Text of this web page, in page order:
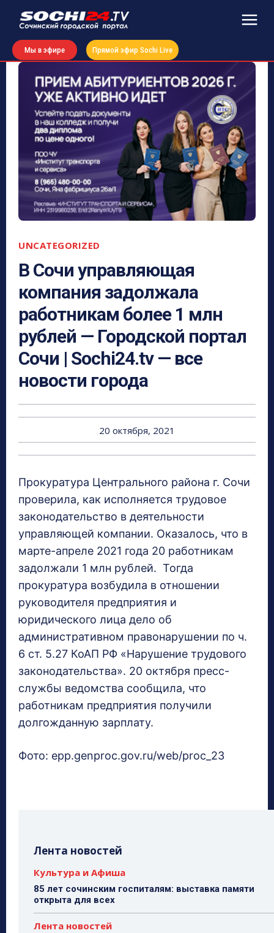
Мы в эфире Прямой эфир Sochi Live
UNCATEGORIZED
В Сочи управляющая
компания задолжала
работникам более 1 млн
рублей — Городской портал
Сочи | Sochi24.tv — все
новости города
20 октября, 2021
Прокуратура Центрального района г. Сочи
проверила, как исполняется трудовое
законодательство в деятельности
управляющей компании. Оказалось, что в
марте-апреле 2021 года 20 работникам
задолжали 1 млн рублей. Тогда
прокуратура возбудила в отношении
руководителя предприятия и
юридического лица дело об
административном правонарушении по ч.
6 ст. 5.27 КоАП РФ «Нарушение трудового
законодательства». 20 октября пресс-
службы ведомства сообщила, что
работникам предприятия получили
долгожданную зарплату.
Фото: epp.genproc.gov.ru/web/proc_23
Лента новостей
Культура и Афиша
85 лет сочинским госпиталям: выставка памяти
открыта для всех
Лента новостей